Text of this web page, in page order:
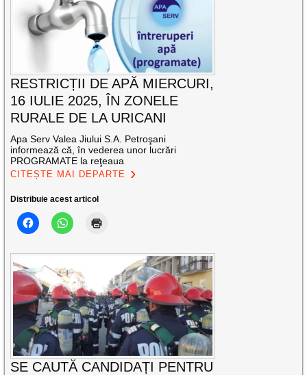
RESTRICȚII DE APĂ MIERCURI,
16 IULIE 2025, ÎN ZONELE
RURALE DE LA URICANI
Apa Serv Valea Jiului S.A. Petroşani
informează că, în vederea unor lucrări
PROGRAMATE la reţeaua
CITEȘTE MAI DEPARTE
Distribuie acest articol
SE CAUTĂ CANDIDAȚI PENTRU